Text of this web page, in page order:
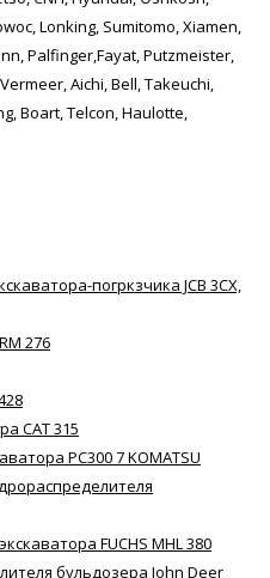
Lonking, Sumitomo, Xiamen,
Palfinger,Fayat, Putzmeister,
Aichi, Bell, Takeuchi,
Boart, Telcon, Haulotte,
погркзчика JCB 3CX,
276
САТ 315
РС300 7 KOMATSU
FUCHS MHL 380
бульдозера John Deer